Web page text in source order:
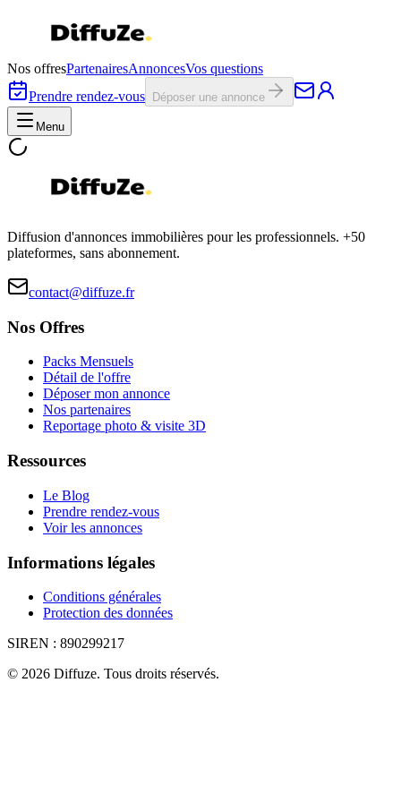
Nos offresPartenairesAnnoncesVos questions
Prendre rendez-vous
Déposer une annonce
Menu
Diffusion d'annonces immobilières pour les professionnels. +50
plateformes, sans abonnement.
contact@diffuze.fr
Nos Offres
Packs Mensuels
Détail de l'offre
Déposer mon annonce
Nos partenaires
Reportage photo & visite 3D
Ressources
Le Blog
Prendre rendez-vous
Voir les annonces
Informations légales
Conditions générales
Protection des données
SIREN : 890299217
© 2026 Diffuze. Tous droits réservés.